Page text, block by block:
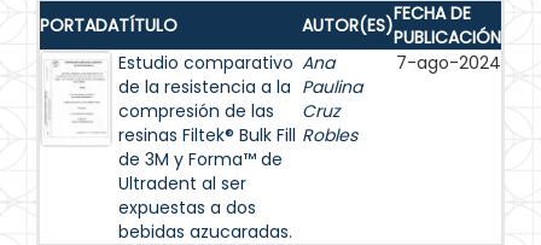
PORTADATÍTULO AUTOR(ES)FECHA DE
PUBLICACIÓN
Estudio comparativo
de la resistencia a la
compresión de las
resinas Filtek® Bulk Fill
de 3M y Forma™ de
Ultradent al ser
expuestas a dos
bebidas azucaradas.
Ana
Paulina
Cruz
Robles
7-ago-2024